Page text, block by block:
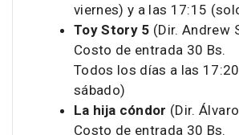
viernes) y a las 17:15
Toy Story 5 (Dir. Andrew
Costo de entrada 30 Bs.
Todos los días a las
sábado)
La hija cóndor (Dir.
Costo de entrada 30 Bs.